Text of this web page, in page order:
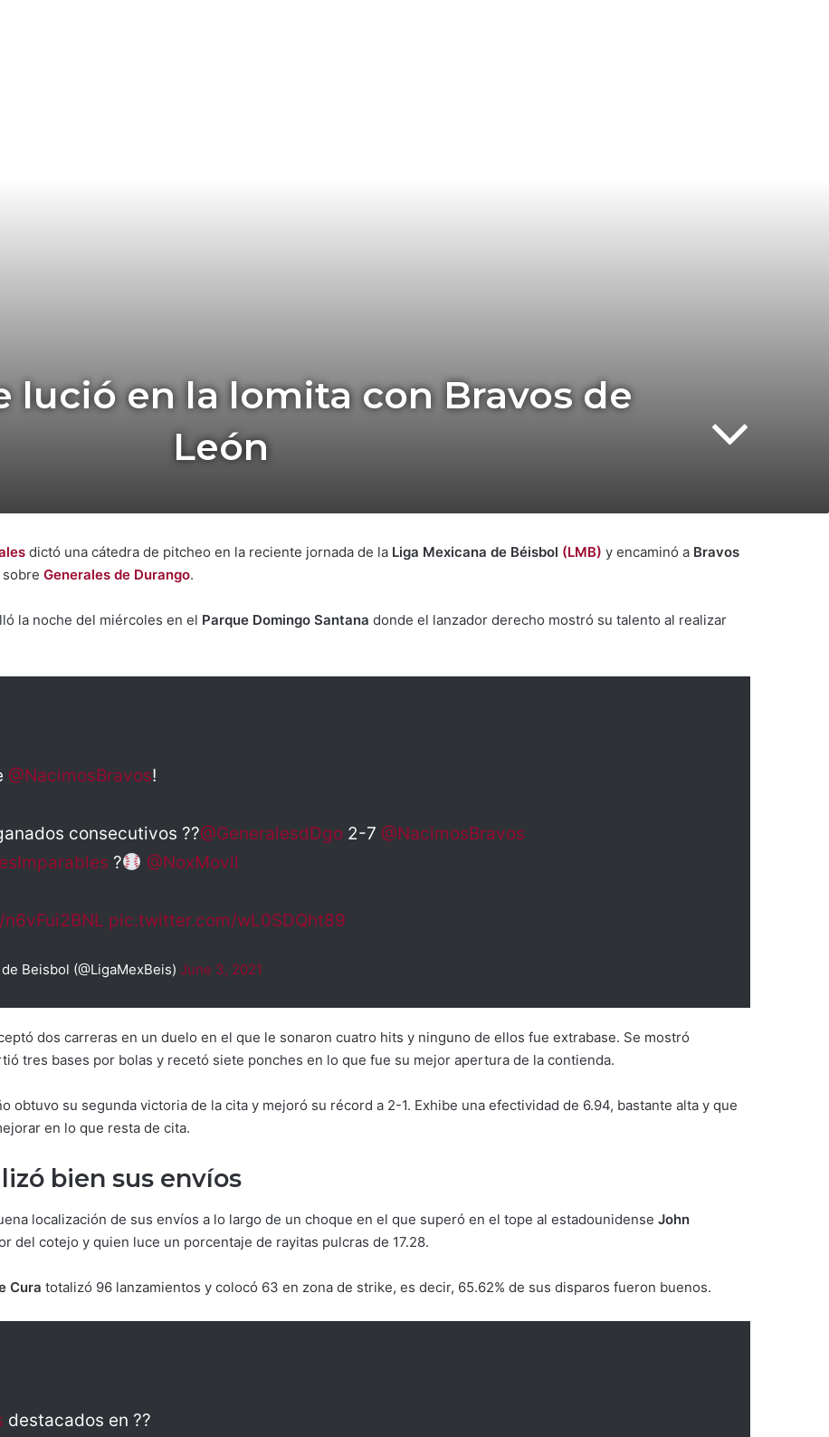
lució en la lomita con Bravos de
León
dictó una cátedra de pitcheo en la reciente jornada de la Liga Mexicana de Béisbol (LMB) y encaminó a Bravos
Generales de Durango.
la noche del miércoles en el Parque Domingo Santana donde el lanzador derecho mostró su talento al realizar
@NacimosBravos!
consecutivos ??@GeneralesdDgo 2-7 @NacimosBravos
? @NoxMovil
pic.twitter.com/wL0SDQht89
Beisbol (@LigaMexBeis) June 3, 2021
dos carreras en un duelo en el que le sonaron cuatro hits y ninguno de ellos fue extrabase. Se mostró
tres bases por bolas y recetó siete ponches en lo que fue su mejor apertura de la contienda.
obtuvo su segunda victoria de la cita y mejoró su récord a 2-1. Exhibe una efectividad de 6.94, bastante alta y que
en lo que resta de cita.
bien sus envíos
localización de sus envíos a lo largo de un choque en el que superó en el tope al estadounidense John
del cotejo y quien luce un porcentaje de rayitas pulcras de 17.28.
Cura totalizó 96 lanzamientos y colocó 63 en zona de strike, es decir, 65.62% de sus disparos fueron buenos.
destacados en ??